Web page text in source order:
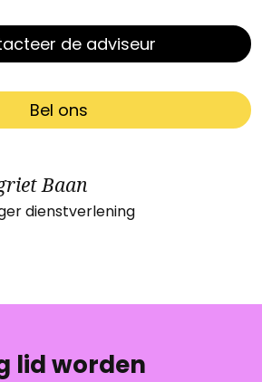
de adviseur
Bel ons
Baan
dienstverlening
lid worden